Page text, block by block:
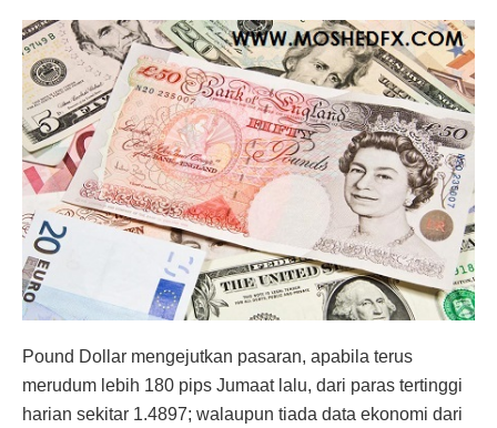
Pound Dollar mengejutkan pasaran, apabila terus
merudum lebih 180 pips Jumaat lalu, dari paras tertinggi
harian sekitar 1.4897; walaupun tiada data ekonomi dari